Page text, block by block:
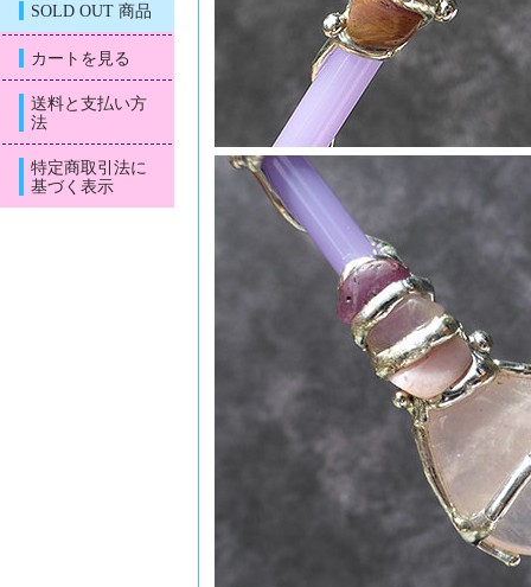
SOLD OUT 商品
カートを見る
送料と支払い方
法
特定商取引法に
基づく表示